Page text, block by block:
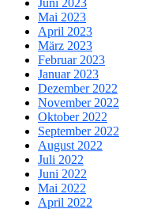
Mai 2023
April 2023
März 2023
Februar 2023
Januar 2023
Dezember 2022
November 2022
Oktober 2022
September 2022
August 2022
Juli 2022
Juni 2022
Mai 2022
April 2022